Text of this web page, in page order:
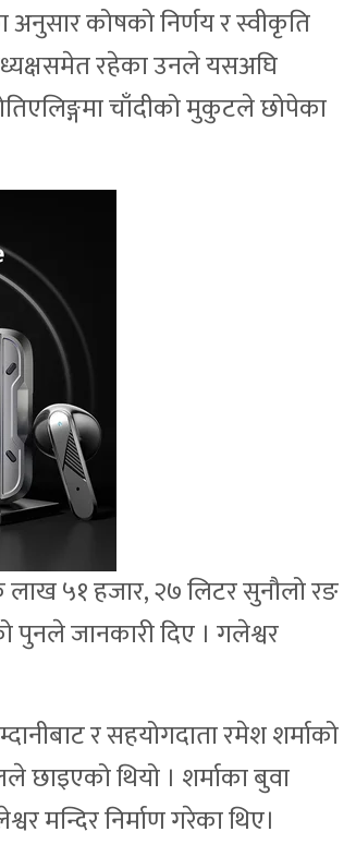
अनुसार कोषको निर्णय र स्वीकृति
रहेका उनले यसअघि
चाँदीको मुकुटले छोपेका
५१ हजार, २७ लिटर सुनौलो रङ
पुनले जानकारी दिए । गलेश्वर
र सहयोगदाता रमेश शर्माको
छाइएको थियो । शर्माका बुवा
मन्दिर निर्माण गरेका थिए।